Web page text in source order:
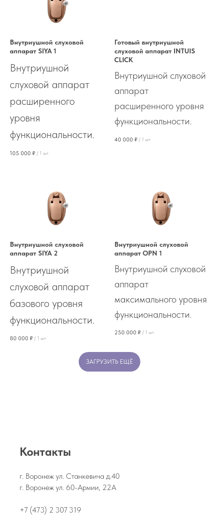
Внутриушной слуховой
аппарат SIYA 1
Внутриушной
слуховой аппарат
расширенного
уровня
функциональности.
105 000 ₽ / 1 шт
Готовый внутриушной
слуховой аппарат INTUIS
CLICK
Внутриушной слуховой
аппарат
расширенного уровня
функциональности.
40 000 ₽ / 1 шт
Внутриушной слуховой
аппарат SIYA 2
Внутриушной
слуховой аппарат
базового уровня
функциональности.
80 000 ₽ / 1 шт
Внутриушной слуховой
аппарат OPN 1
Внутриушной слуховой
аппарат
максимального уровня
функциональности.
250 000 ₽ / 1 шт
ЗАГРУЗИТЬ ЕЩЁ
Контакты
г. Воронеж ул. Станкевича д.40
г. Воронеж ул. 60-Армии, 22А
+7 (473) 2 307 319